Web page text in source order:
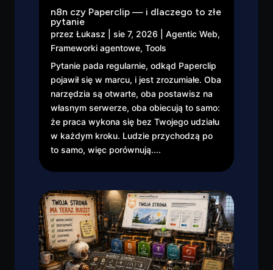
n8n czy Paperclip — i dlaczego to złe
pytanie
przez Łukasz sie 7, 2026 Agentic Web,
Frameworki agentowe, Tools
Pytanie pada regularnie, odkąd Paperclip
pojawił się w marcu, i jest zrozumiałe. Oba
narzędzia są otwarte, oba postawisz na
własnym serwerze, oba obiecują to samo:
że praca wykona się bez Twojego udziału
w każdym kroku. Ludzie przychodzą po
to samo, więc porównują....